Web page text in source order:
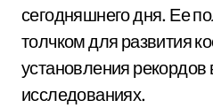
сегодняшнего дня. Ее
толчком для развития
установления рекордов
исследованиях.